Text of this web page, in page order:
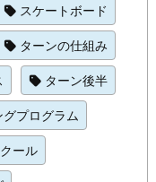
スケートボード
ターンの仕組み
ターン後半
グプログラム
ール